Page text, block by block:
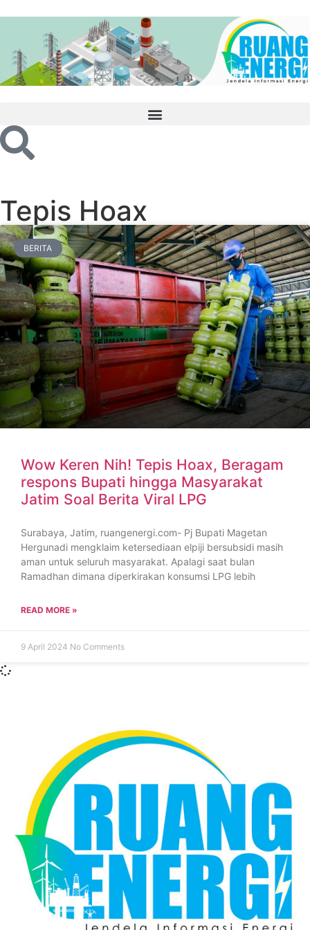
Tepis Hoax
BERITA
Wow Keren Nih! Tepis Hoax, Beragam
respons Bupati hingga Masyarakat
Jatim Soal Berita Viral LPG
Surabaya, Jatim, ruangenergi.com- Pj Bupati Magetan
Hergunadi mengklaim ketersediaan elpiji bersubsidi masih
aman untuk seluruh masyarakat. Apalagi saat bulan
Ramadhan dimana diperkirakan konsumsi LPG lebih
READ MORE »
9 April 2024 No Comments